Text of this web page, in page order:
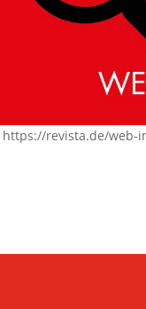
https://revista.de/web-